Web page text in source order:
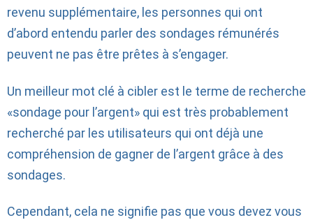
revenu supplémentaire, les personnes qui ont
d’abord entendu parler des sondages rémunérés
peuvent ne pas être prêtes à s’engager.
Un meilleur mot clé à cibler est le terme de recherche
«sondage pour l’argent» qui est très probablement
recherché par les utilisateurs qui ont déjà une
compréhension de gagner de l’argent grâce à des
sondages.
Cependant, cela ne signifie pas que vous devez vous